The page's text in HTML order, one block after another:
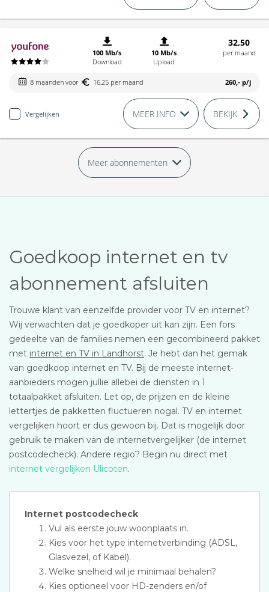
100 Mb/s
Download
10 Mb/s
Upload
32,50
per maand
8 maanden voor 16,25 per maand 260,- p/j
Vergelijken MEER INFO BEKIJK
Meer abonnementen
Goedkoop internet en tv
abonnement afsluiten
Trouwe klant van eenzelfde provider voor TV en internet?
Wij verwachten dat je goedkoper uit kan zijn. Een fors
gedeelte van de families nemen een gecombineerd pakket
met internet en TV in Landhorst. Je hebt dan het gemak
van goedkoop internet en TV. Bij de meeste internet-
aanbieders mogen jullie allebei de diensten in 1
totaalpakket afsluiten. Let op, de prijzen en de kleine
lettertjes de pakketten fluctueren nogal. TV en internet
vergelijken hoort er dus gewoon bij. Dat is mogelijk door
gebruik te maken van de internetvergelijker (de internet
postcodecheck). Andere regio? Begin nu direct met
internet vergelijken Ulicoten.
Internet postcodecheck
Vul als eerste jouw woonplaats in.
Kies voor het type internetverbinding (ADSL,
Glasvezel, of Kabel).
Welke snelheid wil je minimaal behalen?
Kies optioneel voor HD-zenders en/of